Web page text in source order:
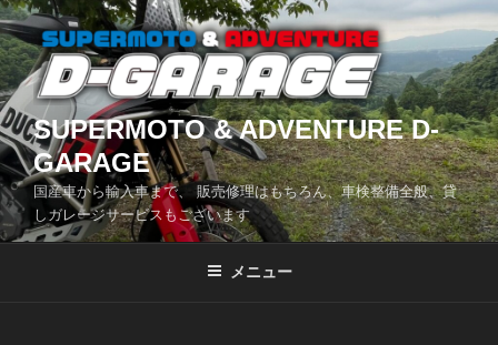
コ
ン
テ
ン
ツ
へ
ス
キ
ッ
SUPERMOTO & ADVENTURE D-
GARAGE
国産車から輸入車まで、 販売修理はもちろん、車検整備全般、貸
しガレージサービスもございます
メニュー